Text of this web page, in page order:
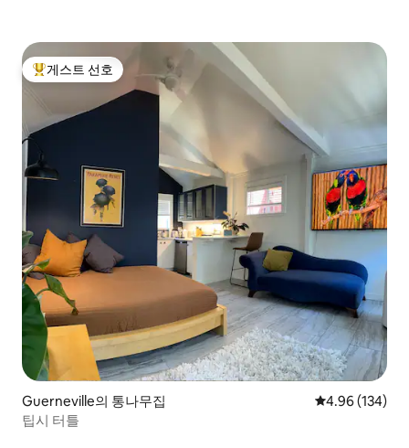
상위 게스트 선호
게스트 선호
Guerneville의 통나무집 평점 4.96점(5
4.96 (134)
팁시 터틀